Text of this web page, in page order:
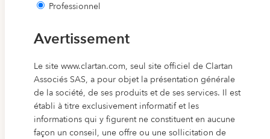
Professionnel
Avertissement
Le site www.clartan.com, seul site officiel de Clartan
Associés SAS, a pour objet la présentation générale
de la société, de ses produits et de ses services. Il est
établi à titre exclusivement informatif et les
informations qui y figurent ne constituent en aucune
façon un conseil, une offre ou une sollicitation de